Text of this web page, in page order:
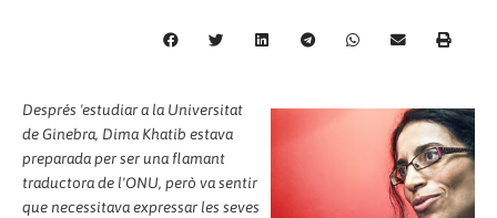
Després 'estudiar a la Universitat
de Ginebra, Dima Khatib estava
preparada per ser una flamant
traductora de l'ONU, però va sentir
que necessitava expressar les seves